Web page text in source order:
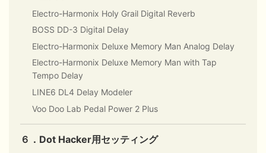
Electro-Harmonix Holy Grail Digital Reverb
BOSS DD-3 Digital Delay
Electro-Harmonix Deluxe Memory Man Analog Delay
Electro-Harmonix Deluxe Memory Man with Tap
Tempo Delay
LINE6 DL4 Delay Modeler
Voo Doo Lab Pedal Power 2 Plus
６．Dot Hacker用セッティング